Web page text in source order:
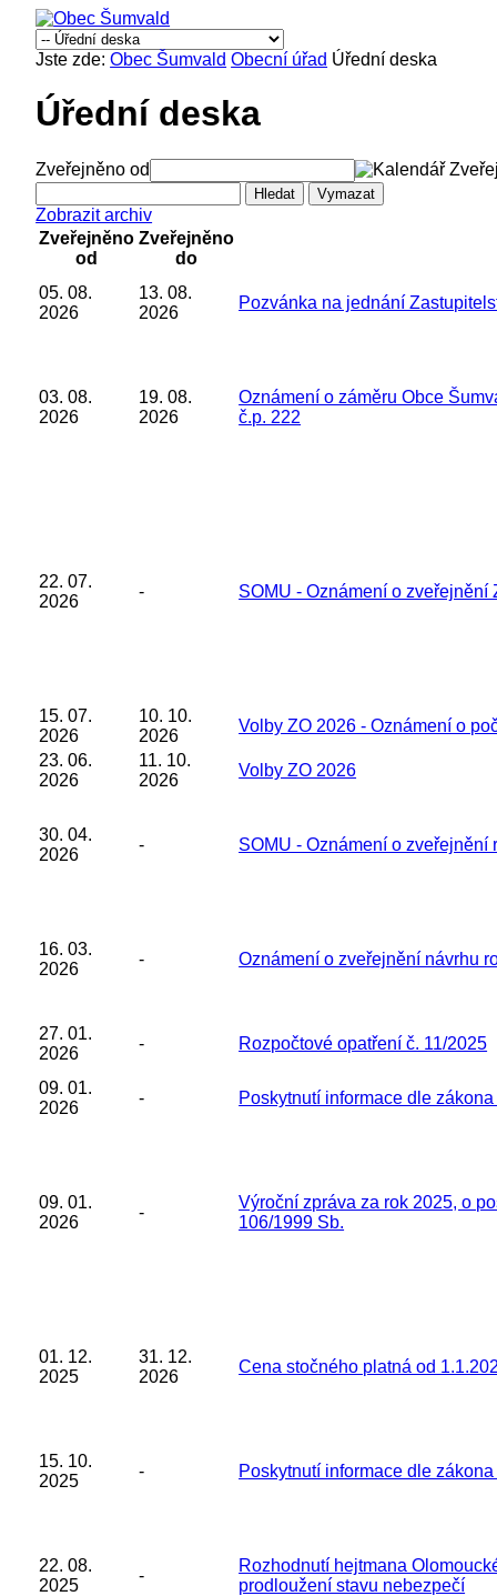
Jste zde:Obec Šumvald Obecní úřad Úřední deska
Úřední deska
Zveřejněno od
Zobrazit archiv
Zveřejněno
od
Zveřejněno
do
05. 08.
2026
13. 08.
2026
Pozvánka na jednání
03. 08.
2026
19. 08.
2026
Oznámení o záměru Obce
č.p. 222
22. 07.
2026
- SOMU - Oznámení o
15. 07.
2026
10. 10.
2026
Volby ZO 2026 - Oznámení o
23. 06.
2026
11. 10.
2026
Volby ZO 2026
30. 04.
2026
- SOMU - Oznámení o zveřejnění
16. 03.
2026
- Oznámení o zveřejnění návrhu
27. 01.
2026
- Rozpočtové opatření č. 11/2025
09. 01.
2026
- Poskytnutí informace dle
09. 01.
2026
-
Výroční zpráva za rok 2025, o
106/1999 Sb.
01. 12.
2025
31. 12.
2026
Cena stočného platná od
15. 10.
2025
- Poskytnutí informace dle
22. 08.
2025
-
Rozhodnutí hejtmana
prodloužení stavu nebezpečí